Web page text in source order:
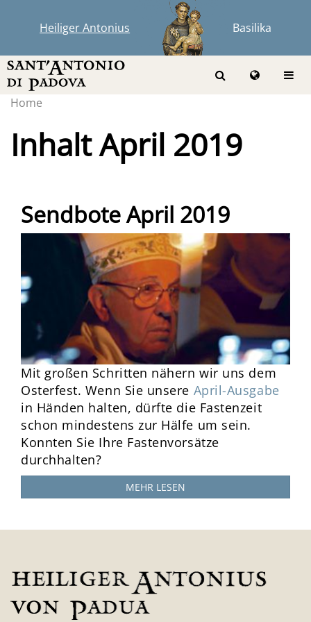
Heiliger Antonius Basilika
Home
Inhalt April 2019
Sendbote April 2019
Mit großen Schritten nähern wir uns dem
Osterfest. Wenn Sie unsere April-Ausgabe
in Händen halten, dürfte die Fastenzeit
schon mindestens zur Hälfe um sein.
Konnten Sie Ihre Fastenvorsätze
durchhalten?
MEHR LESEN